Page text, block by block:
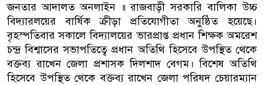
জনতার আদালত অনলাইন ॥ রাজবাড়ী সরকারি বালিকা উচ্চ
বিদ্যারলয়ের বার্ষিক ক্রীড়া প্রতিযোগীতা অনুষ্ঠিত হয়েছে।
বৃহস্পতিবার সকালে বিদ্যালয়ের ভারপ্রাপ্ত প্রধান শিক্ষক অমরেশ
চন্দ্র বিশ্বাসের সভাপতিত্বে প্রধান অতিথি হিসেবে উপস্থিত থেকে
বক্তব্য রাখেন জেলা প্রশাসক দিলশাদ বেগম। বিশেষ অতিথি
হিসেবে উপস্থিত থেকে বক্তব্য রাখেন জেলা পরিষদ চেয়ারম্যান